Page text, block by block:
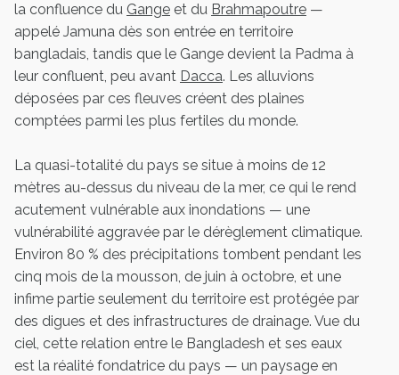
la confluence du Gange et du Brahmapoutre —
appelé Jamuna dès son entrée en territoire
bangladais, tandis que le Gange devient la Padma à
leur confluent, peu avant Dacca. Les alluvions
déposées par ces fleuves créent des plaines
comptées parmi les plus fertiles du monde.
La quasi-totalité du pays se situe à moins de 12
mètres au-dessus du niveau de la mer, ce qui le rend
acutement vulnérable aux inondations — une
vulnérabilité aggravée par le dérèglement climatique.
Environ 80 % des précipitations tombent pendant les
cinq mois de la mousson, de juin à octobre, et une
infime partie seulement du territoire est protégée par
des digues et des infrastructures de drainage. Vue du
ciel, cette relation entre le Bangladesh et ses eaux
est la réalité fondatrice du pays — un paysage en